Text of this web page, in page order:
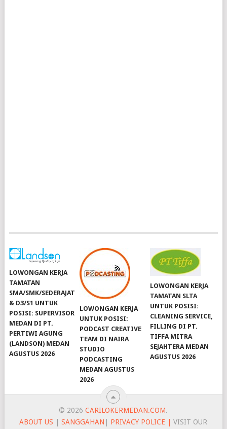
LOWONGAN KERJA
TAMATAN
SMA/SMK/SEDERAJAT
& D3/S1 UNTUK
POSISI: SUPERVISOR
MEDAN DI PT.
PERTIWI AGUNG
(LANDSON) MEDAN
AGUSTUS 2026
LOWONGAN KERJA
UNTUK POSISI:
PODCAST CREATIVE
TEAM DI NAIRA
STUDIO
PODCASTING
MEDAN AGUSTUS
2026
LOWONGAN KERJA
TAMATAN SLTA
UNTUK POSISI:
CLEANING SERVICE,
FILLING DI PT.
TIFFA MITRA
SEJAHTERA MEDAN
AGUSTUS 2026
© 2026CARILOKERMEDAN.COM.
ABOUT US |SANGGAHAN PRIVACY POLICE |
VISIT OUR